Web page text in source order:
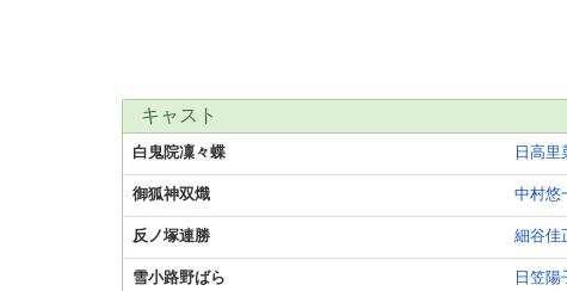
キャスト
白鬼院凜々蝶 日高里
御狐神双熾 中村悠
反ノ塚連勝 細谷佳
雪小路野ばら 日笠陽